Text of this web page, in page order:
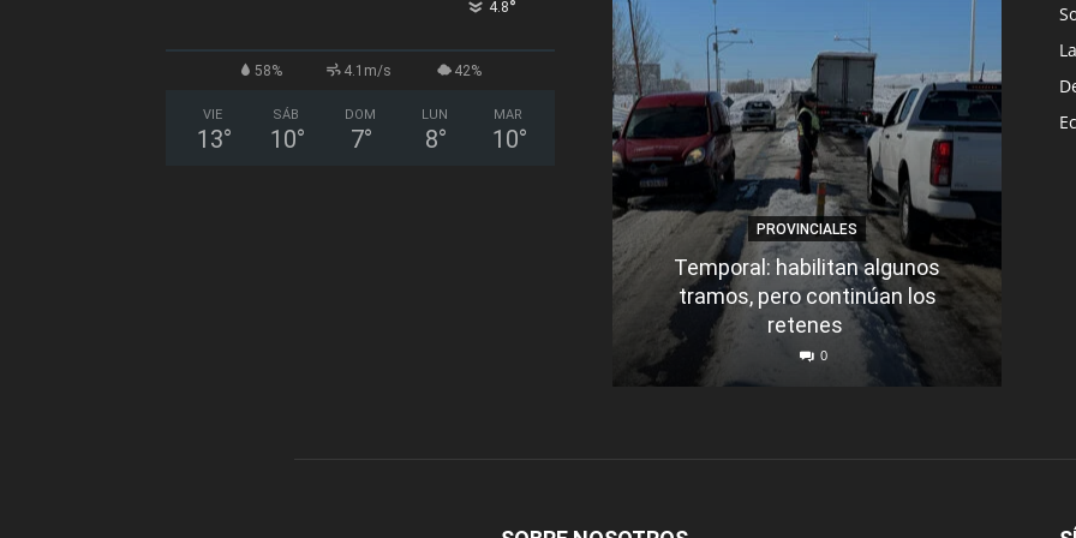
4.8°
58% 4.1m/s 42%
VIE
13°
SÁB
10°
DOM
7°
LUN
8°
MAR
10°
PROVINCIALES
Temporal: habilitan algunos
tramos, pero continúan los
retenes
0